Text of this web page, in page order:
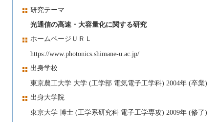
研究テーマ
光通信の高速・大容量化に関する研究
ホームページＵＲＬ
https://www.photonics.shimane-u.ac.jp/
出身学校
東京農工大学 大学 (工学部 電気電子工学科) 2004年 (卒業)
出身大学院
東京大学 博士 (工学系研究科 電子工学専攻) 2009年 (修了)